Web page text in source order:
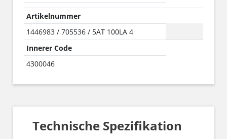
Artikelnummer
1446983 / 705536 / 5AT 100LA 4
Innerer Code
4300046
Technische Spezifikation